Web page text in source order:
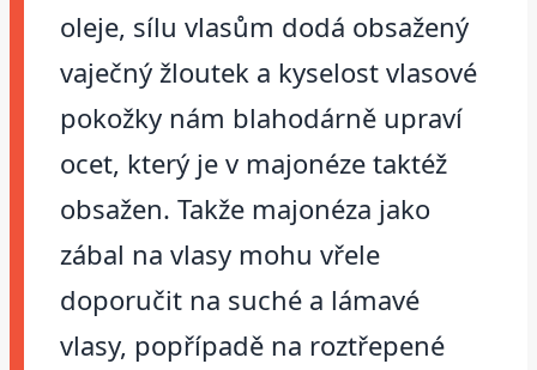
oleje, sílu vlasům dodá obsažený
vaječný žloutek a kyselost vlasové
pokožky nám blahodárně upraví
ocet, který je v majonéze taktéž
obsažen. Takže majonéza jako
zábal na vlasy mohu vřele
doporučit na suché a lámavé
vlasy, popřípadě na roztřepené